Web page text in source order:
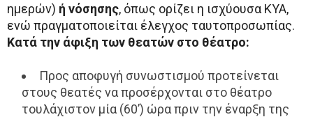
ημερών) ή νόσησης, όπως ορίζει η ισχύουσα ΚΥΑ,
ενώ πραγματοποιείται έλεγχος ταυτοπροσωπίας.
Κατά την άφιξη των θεατών στο θέατρο:
Προς αποφυγή συνωστισμού προτείνεται
στους θεατές να προσέρχονται στο θέατρο
τουλάχιστον μία (60’) ώρα πριν την έναρξη της